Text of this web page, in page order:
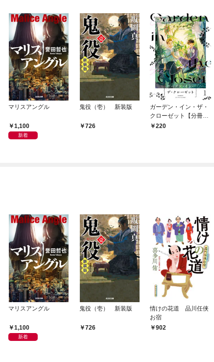
マリスアングル
1,100
新着
鬼役（壱） 新装版
726
ガーデン・イン・ザ・
クローゼット【分冊
版】1
220
マリスアングル
1,100
新着
鬼役（壱） 新装版
726
情けの花道 品川任侠
お宿
902